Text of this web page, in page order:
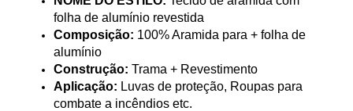
folha de alumínio revestida
Composição: 100% Aramida para + folha de
alumínio
Construção: Trama + Revestimento
Aplicação: Luvas de proteção, Roupas para
combate a incêndios etc.